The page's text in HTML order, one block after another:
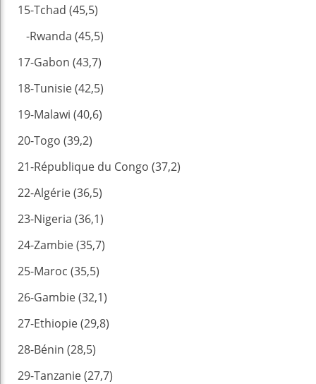
15-Tchad (45,5)
-Rwanda (45,5)
17-Gabon (43,7)
18-Tunisie (42,5)
19-Malawi (40,6)
20-Togo (39,2)
21-République du Congo (37,2)
22-Algérie (36,5)
23-Nigeria (36,1)
24-Zambie (35,7)
25-Maroc (35,5)
26-Gambie (32,1)
27-Ethiopie (29,8)
28-Bénin (28,5)
29-Tanzanie (27,7)